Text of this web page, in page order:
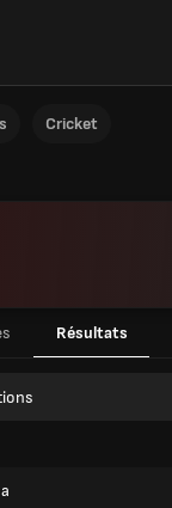
Cricket
Résultats